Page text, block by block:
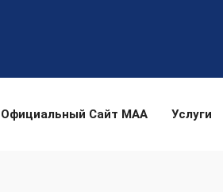
Официальный Сайт МАА Услуги